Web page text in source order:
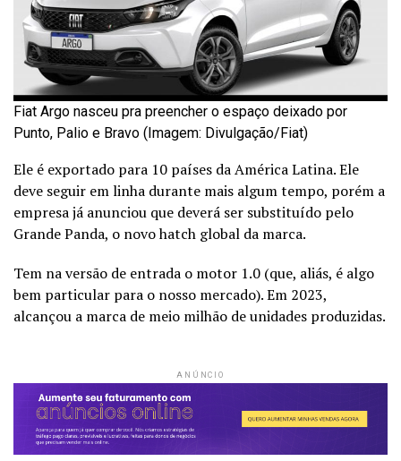
Fiat Argo nasceu pra preencher o espaço deixado por
Punto, Palio e Bravo (Imagem: Divulgação/Fiat)
Ele é exportado para 10 países da América Latina. Ele
deve seguir em linha durante mais algum tempo, porém a
empresa já anunciou que deverá ser substituído pelo
Grande Panda, o novo hatch global da marca.
Tem na versão de entrada o motor 1.0 (que, aliás, é algo
bem particular para o nosso mercado). Em 2023,
alcançou a marca de meio milhão de unidades produzidas.
ANÚNCIO